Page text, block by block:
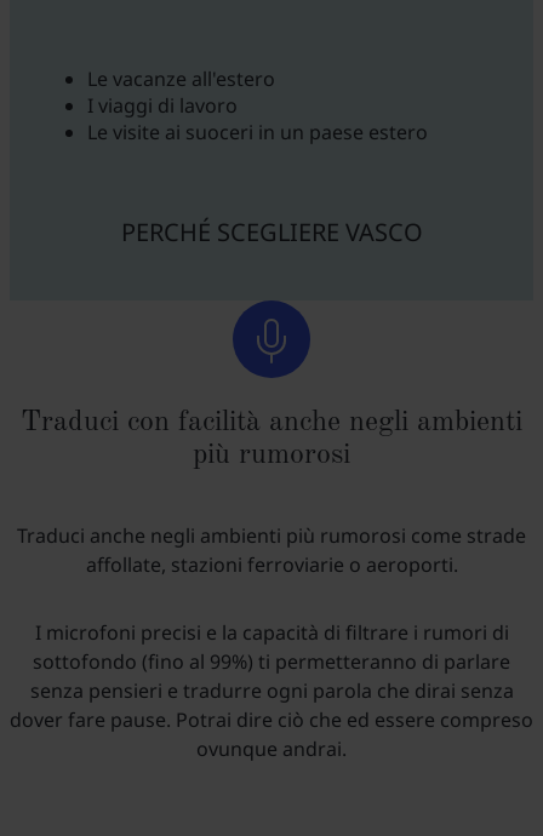
Le vacanze all'estero
I viaggi di lavoro
Le visite ai suoceri in un paese estero
PERCHÉ SCEGLIERE VASCO
Traduci con facilità anche negli ambienti
più rumorosi
Traduci anche negli ambienti più rumorosi come strade
affollate, stazioni ferroviarie o aeroporti.
I microfoni precisi e la capacità di filtrare i rumori di
sottofondo (fino al 99%) ti permetteranno di parlare
senza pensieri e tradurre ogni parola che dirai senza
dover fare pause. Potrai dire ciò che ed essere compreso
ovunque andrai.